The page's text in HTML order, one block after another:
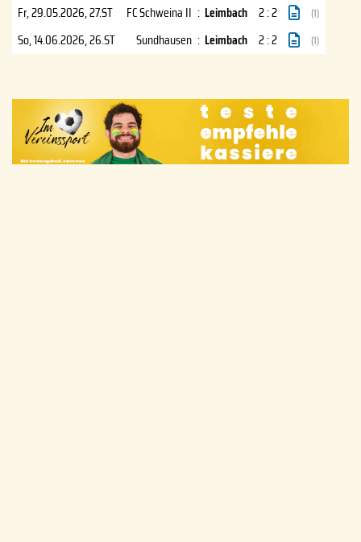
Fr, 29.05.2026, 27.ST FC Schweina II : Leimbach 2 : 2 (1)
So, 14.06.2026, 26.ST Sundhausen : Leimbach 2 : 2 (1)